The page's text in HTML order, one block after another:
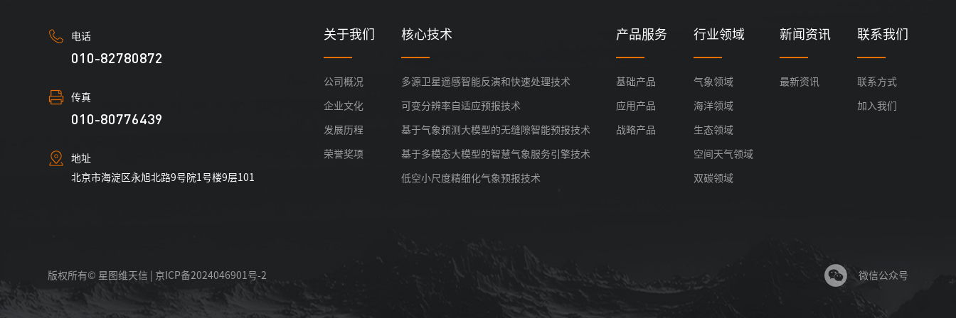
电话
010-82780872
传真
010-80776439
地址
北京市海淀区永旭北路9号院1号楼9层101
关于我们
公司概况
企业文化
发展历程
荣誉奖项
核心技术
多源卫星遥感智能反演和快速处理技术
可变分辨率自适应预报技术
基于气象预测大模型的无缝隙智能预报技术
基于多模态大模型的智慧气象服务引擎技术
低空小尺度精细化气象预报技术
产品服务
基础产品
应用产品
战略产品
行业领域
气象领域
海洋领域
生态领域
空间天气领域
双碳领域
新闻资讯
最新资讯
联系我们
联系方式
加入我们
版权所有© 星图维天信 | 京ICP备2024046901号-2 微信公众号